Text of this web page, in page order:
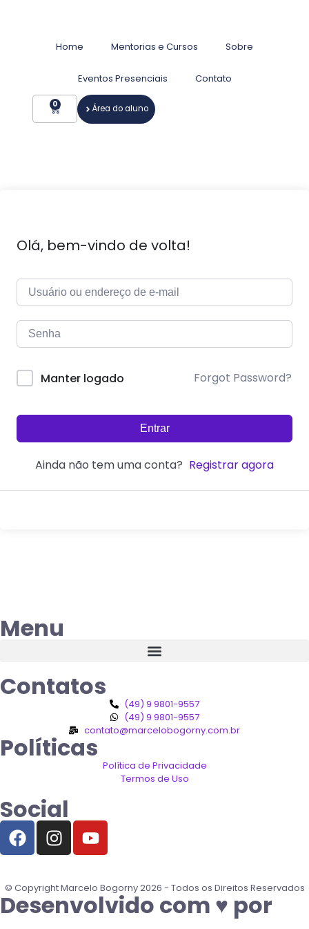
Home Mentorias e Cursos Sobre
Eventos Presenciais Contato
0 Área do aluno
Olá, bem-vindo de volta!
Manter logado Forgot Password?
Entrar
Ainda não tem uma conta? Registrar agora
Menu
Contatos
(49) 9 9801-9557
(49) 9 9801-9557
contato@marcelobogorny.com.br
Políticas
Política de Privacidade
Termos de Uso
Social
© Copyright Marcelo Bogorny 2026 - Todos os Direitos Reservados
Desenvolvido com ♥ por